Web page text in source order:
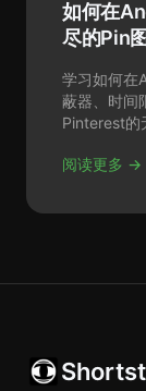
如何在
尽的Pin
学习如何在
蔽器、时间
Pinterest的
阅读更多 →